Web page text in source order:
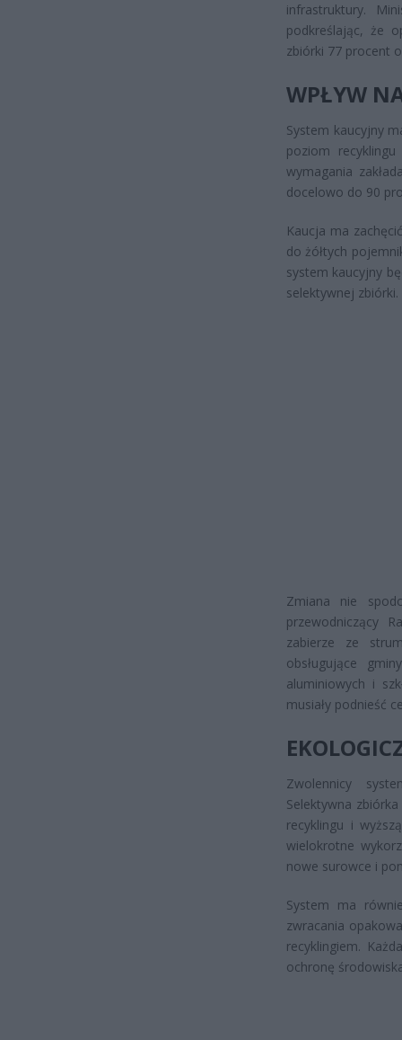
infrastruktury.
podkreślając, że
zbiórki 77 procent
WPŁYW
System kaucyjny
poziom
wymagania
docelowo do 90
Kaucja ma
do żółtych
system kaucyjny
selektywnej zbiórki.
Zmiana nie
przewodniczący
zabierze ze
obsługujące
aluminiowych i
musiały podnieść
Zwolennicy
Selektywna
recyklingu i
wielokrotne
nowe surowce i
System ma
zwracania
recyklingiem.
ochronę